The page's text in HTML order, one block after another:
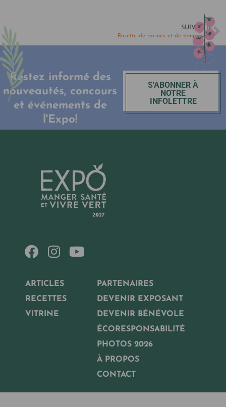
SUIVANTE
Rosette de racines et de tempeh rôti
Restez informé des
nouveautés, concours
et événements de
l'Expo!
S'ABONNER À
NOTRE
INFOLETTRE
ARTICLES
RECETTES
VITRINE
PARTENAIRES
DEVENIR EXPOSANT
DEVENIR BÉNÉVOLE
ÉCORESPONSABILITÉ
PHOTOS 2026
À PROPOS
CONTACT